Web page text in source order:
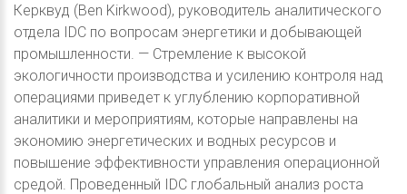
Керквуд (Ben Kirkwood), руководитель аналитического
отдела IDC по вопросам энергетики и добывающей
промышленности. — Стремление к высокой
экологичности производства и усилению контроля над
операциями приведет к углублению корпоративной
аналитики и мероприятиям, которые направлены на
экономию энергетических и водных ресурсов и
повышение эффективности управления операционной
средой. Проведенный IDC глобальный анализ роста